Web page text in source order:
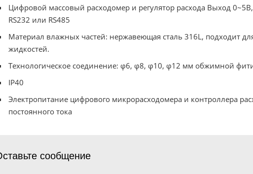
Цифровой массовый расходомер и регулятор расхода Выход
RS232 или RS485
Материал влажных частей: нержавеющая сталь 316L, подходит
жидкостей.
Технологическое соединение: φ6, φ8, φ10, φ12 мм обжимной
IP40
Электропитание цифрового микрорасходомера и контроллера
постоянного тока
сообщение